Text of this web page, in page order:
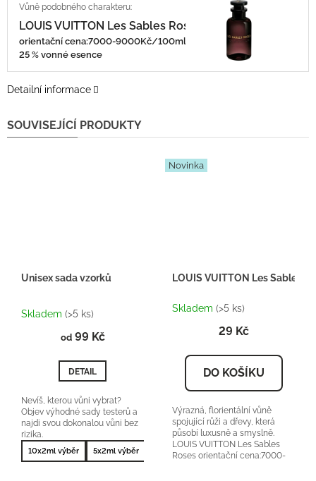
LOUIS VUITTON Les Sables Roses
orientační cena:7000-9000Kč/100ml
25 % vonné esence
Detailní informace
SOUVISEJÍCÍ PRODUKTY
Unisex sada vzorků
hodnocení
je
z
5
Skladem (>5 ks)
od99 Kč
DETAIL
Nevíš, kterou vůni vybrat?
Objev výhodné sady testerů a
najdi svou dokonalou vůni bez
rizika.
10x2ml výběr 5x2ml výběr 10x2ml nejprodávanější 5x2ml
Novinka
LOUIS VUITTON Les Sables
Skladem (>5 ks)
29 Kč
DO KOŠÍKU
Výrazná, florientální vůně
spojující růži a dřevy, která
působí luxusně a smyslně.
LOUIS VUITTON Les Sables
Roses orientační cena:7000-